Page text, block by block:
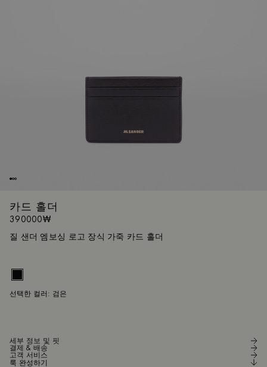
카드 홀더
390000₩
질 샌더 엠보싱 로고 장식 가죽 카드 홀더
선택한 컬러: 검은
UNI
세부 정보 및 핏
결제 & 배송
고객 서비스
룩 완성하기